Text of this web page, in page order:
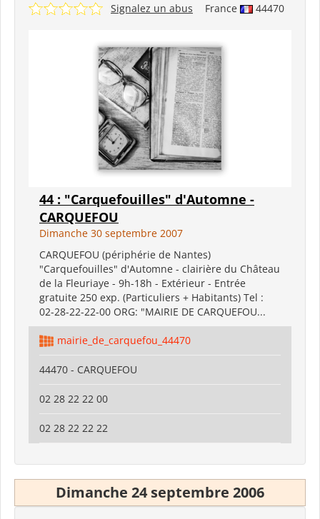
France 44470
Signalez un abus
44 : "Carquefouilles" d'Automne -
CARQUEFOU
Dimanche 30 septembre 2007
CARQUEFOU (périphérie de Nantes)
"Carquefouilles" d'Automne - clairière du Château
de la Fleuriaye - 9h-18h - Extérieur - Entrée
gratuite 250 exp. (Particuliers + Habitants) Tel :
02-28-22-22-00 ORG: "MAIRIE DE CARQUEFOU...
mairie_de_carquefou_44470
44470 - CARQUEFOU
02 28 22 22 00
02 28 22 22 22
Dimanche 24 septembre 2006